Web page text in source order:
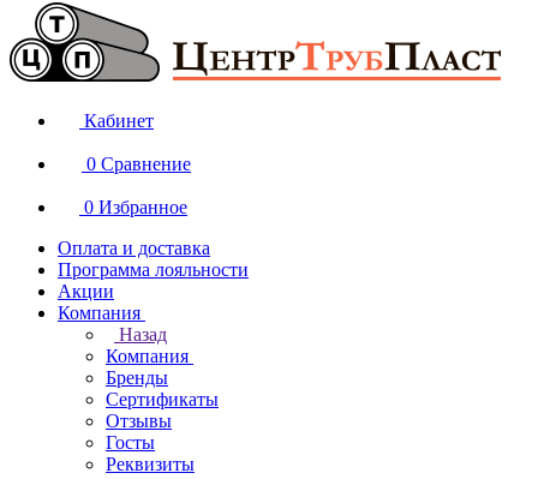
Кабинет
0 Сравнение
0 Избранное
Оплата и доставка
Программа лояльности
Акции
Компания
Назад
Компания
Бренды
Сертификаты
Отзывы
Госты
Реквизиты